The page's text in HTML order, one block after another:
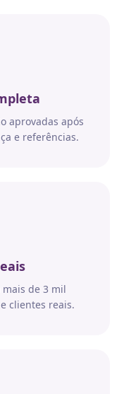
aprovadas após
e referências.
de 3 mil
clientes reais.